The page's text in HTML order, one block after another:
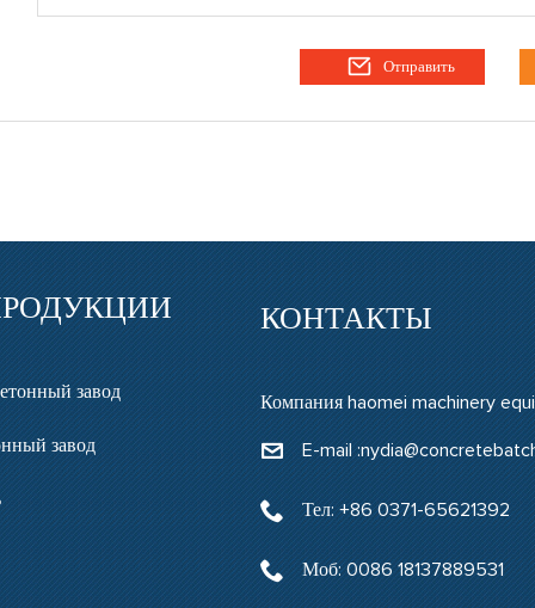
завод
завод
КОНТАКТЫ
Компания haomei machinery
E-mail
Тел: +86 0371-65621392
Моб: 0086 18137889531